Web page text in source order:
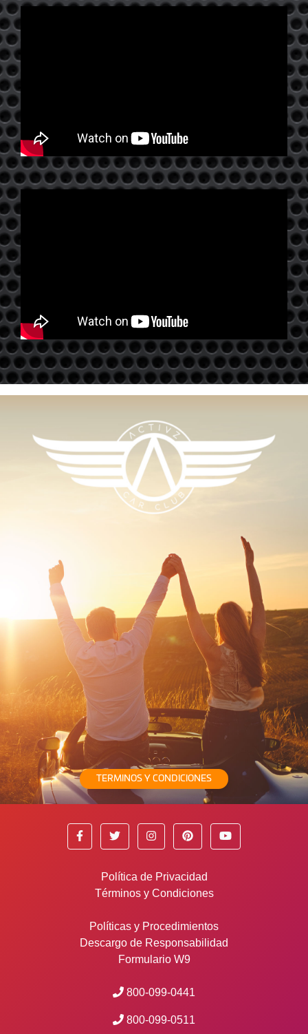
TERMINOS Y CONDICIONES
Política de Privacidad
Términos y Condiciones
Políticas y Procedimientos
Descargo de Responsabilidad
Formulario W9
800-099-0441
800-099-0511